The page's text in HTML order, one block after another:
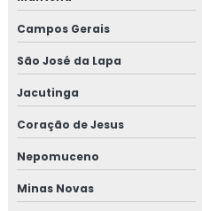
Treinamento em auditoria
Treinamento em avaliação
Treinamento em boas
Treinamento em boas
Treinamento em certificação
Campos Gerais
São José da Lapa
Jacutinga
Coração de Jesus
Nepomuceno
Minas Novas